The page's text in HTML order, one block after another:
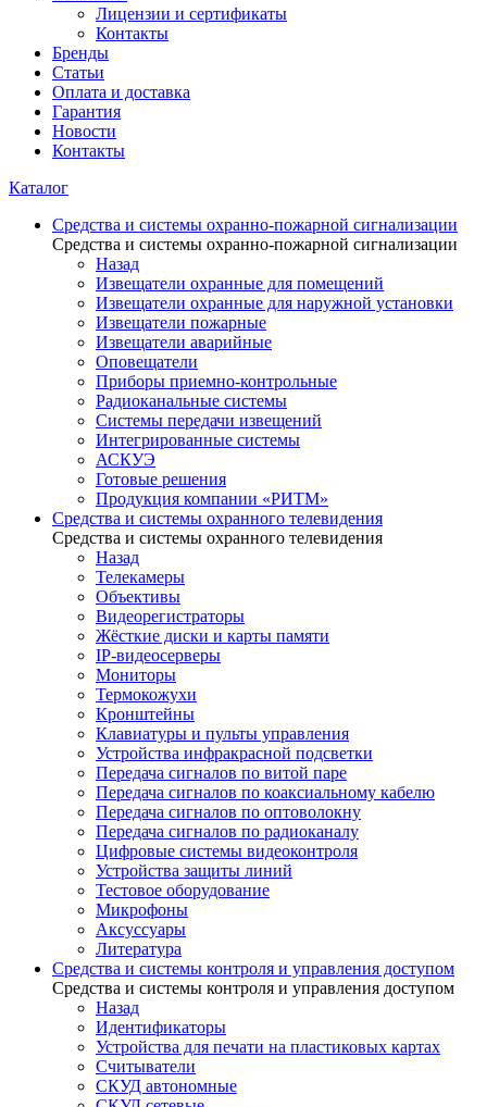
Лицензии и сертификаты
Контакты
Бренды
Статьи
Оплата и доставка
Гарантия
Новости
Контакты
Каталог
Средства и системы охранно-пожарной сигнализации
Средства и системы охранно-пожарной сигнализации
Назад
Извещатели охранные для помещений
Извещатели охранные для наружной установки
Извещатели пожарные
Извещатели аварийные
Оповещатели
Приборы приемно-контрольные
Радиоканальные системы
Системы передачи извещений
Интегрированные системы
АСКУЭ
Готовые решения
Продукция компании «РИТМ»
Средства и системы охранного телевидения
Средства и системы охранного телевидения
Назад
Телекамеры
Объективы
Видеорегистраторы
Жёсткие диски и карты памяти
IP-видеосерверы
Мониторы
Термокожухи
Кронштейны
Клавиатуры и пульты управления
Устройства инфракрасной подсветки
Передача сигналов по витой паре
Передача сигналов по коаксиальному кабелю
Передача сигналов по оптоволокну
Передача сигналов по радиоканалу
Цифровые системы видеоконтроля
Устройства защиты линий
Тестовое оборудование
Микрофоны
Аксуссуары
Литература
Средства и системы контроля и управления доступом
Средства и системы контроля и управления доступом
Назад
Идентификаторы
Устройства для печати на пластиковых картах
Считыватели
СКУД автономные